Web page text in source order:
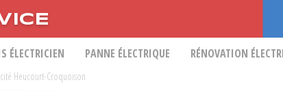
ÉLECTRICIEN PANNE ÉLECTRIQUE RÉNOVATION
Heucourt-Croquoison